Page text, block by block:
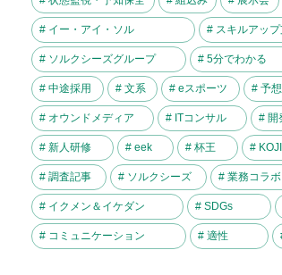
# イー・アイ・ソル # スキルアップ
# ソルクシーズグループ # 5分でわかる
# 中途採用 # 文系 # eスポーツ # 予想
# オウンドメディア # ITコンサル # 開
# 新人研修 # eek # 杯王 #
# 調査記事 # ソルクシーズ # 業務コラボ
# イクメン＆イケダン # SDGs
# コミュニケーション # 適性